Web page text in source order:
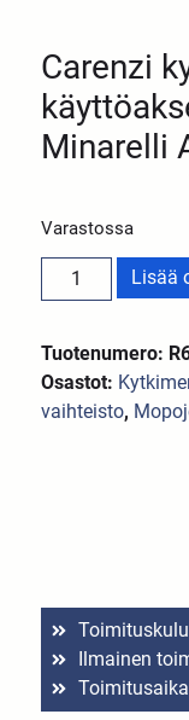
Carenzi
Minarelli
Varastossa
Lisää
Tuotenumero:
Osastot:
vaihteisto,
Ilmainen